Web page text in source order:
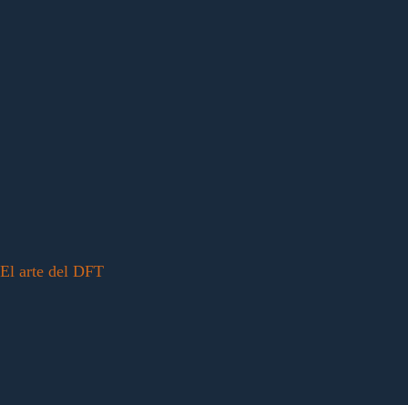
El arte del DFT